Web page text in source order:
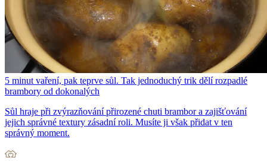
5 minut vaření, pak teprve sůl. Tak jednoduchý trik dělí rozpadlé
brambory od dokonalých
Sůl hraje při zvýrazňování přirozené chuti brambor a zajišťování
jejich správné textury zásadní roli. Musíte ji však přidat v ten
správný moment.